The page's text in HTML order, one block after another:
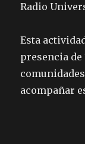
Radio
Esta
presencia
acompañar